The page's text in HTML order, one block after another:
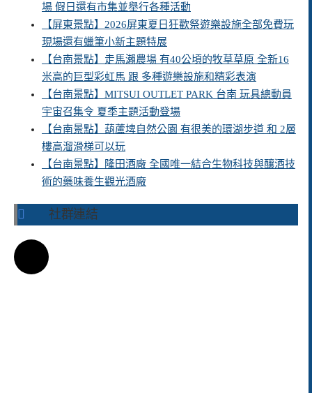
場 假日還有市集並舉行各種活動
【屏東景點】2026屏東夏日狂歡祭遊樂設施全部免費玩
現場還有蠟筆小新主題特展
【台南景點】走馬瀨農場 有40公頃的牧草草原 全新16
米高的巨型彩虹馬 跟 多種遊樂設施和精彩表演
【台南景點】MITSUI OUTLET PARK 台南 玩具總動員
宇宙召集令 夏季主題活動登場
【台南景點】葫蘆埤自然公園 有很美的環湖步道 和 2層
樓高溜滑梯可以玩
【台南景點】隆田酒廠 全國唯一結合生物科技與釀酒技
術的藥味養生觀光酒廠
社群連結